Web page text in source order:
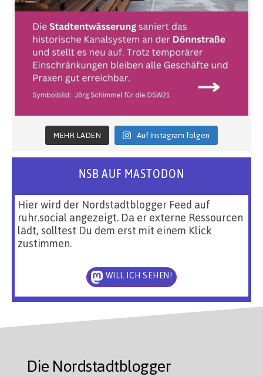
MEHR LADEN Auf Instagram folgen
NSB AUF MASTODON
Hier wird der Nordstadtblogger Feed auf
ruhr.social angezeigt. Da er externe Ressourcen
lädt, solltest Du dem erst mit einem Klick
zustimmen.
WILL ICH SEHEN!
Die Nordstadtblogger